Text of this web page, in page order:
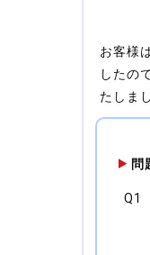
お客様
したの
たしま
問
Q1